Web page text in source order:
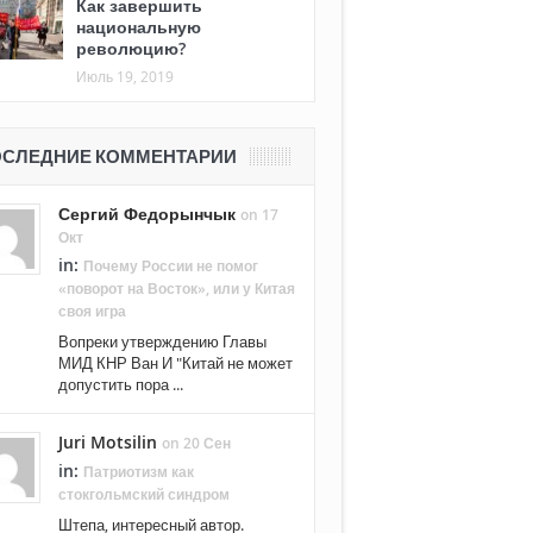
Как завершить
национальную
революцию?
Июль 19, 2019
КОММЕНТАРИИ
Сергий Федорынчык on 17
Окт
in: Почему России не помог
«поворот на Восток», или у Китая
своя игра
Вопреки утверждению Главы
МИД КНР Ван И "Китай не может
допустить пора ...
Juri Motsilin on 20 Сен
in: Патриотизм как
стокгольмский синдром
Штепа, интересный автор.